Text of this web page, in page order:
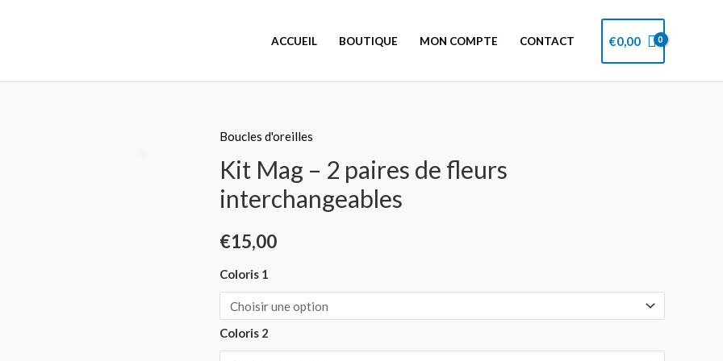
ACCUEIL BOUTIQUE MON COMPTE CONTACT €0,00
Boucles d'oreilles
Kit Mag – 2 paires de fleurs
interchangeables
€15,00
Coloris 1
Coloris 2
quantité
de
Kit
Mag
2
paires
de
fleurs
interchangeables